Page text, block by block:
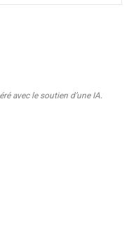
avec le soutien d’une IA.